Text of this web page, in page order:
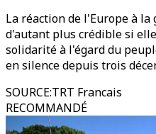
La réaction de l'Europe à
d'autant plus crédible si
solidarité à l'égard du
en silence depuis trois
SOURCE:TRT Francais
RECOMMANDÉ